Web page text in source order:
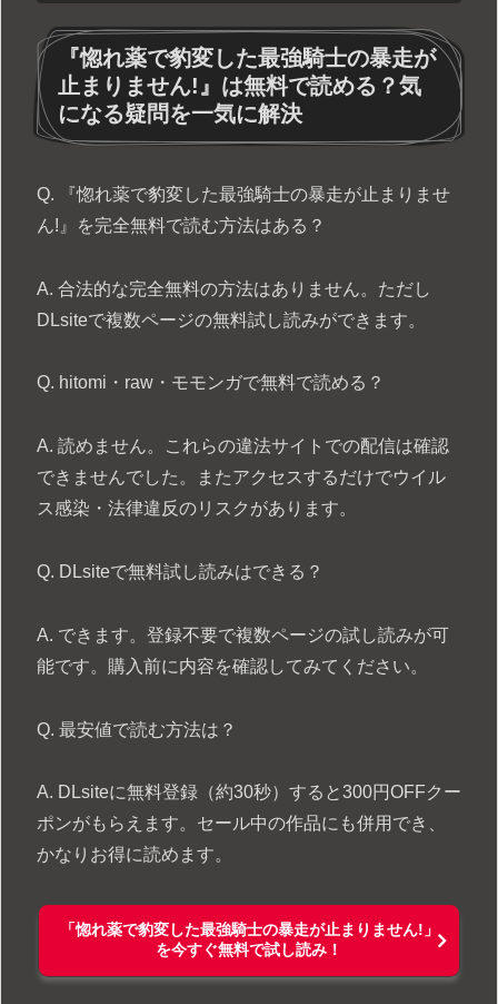
『惚れ薬で豹変した最強騎士の暴走が
止まりません!』は無料で読める？気
になる疑問を一気に解決
Q. 『惚れ薬で豹変した最強騎士の暴走が止まりませ
ん!』を完全無料で読む方法はある？
A. 合法的な完全無料の方法はありません。ただし
DLsiteで複数ページの無料試し読みができます。
Q. hitomi・raw・モモンガで無料で読める？
A. 読めません。これらの違法サイトでの配信は確認
できませんでした。またアクセスするだけでウイル
ス感染・法律違反のリスクがあります。
Q. DLsiteで無料試し読みはできる？
A. できます。登録不要で複数ページの試し読みが可
能です。購入前に内容を確認してみてください。
Q. 最安値で読む方法は？
A. DLsiteに無料登録（約30秒）すると300円OFFクー
ポンがもらえます。セール中の作品にも併用でき、
かなりお得に読めます。
「惚れ薬で豹変した最強騎士の暴走が止まりません!」
を今すぐ無料で試し読み！